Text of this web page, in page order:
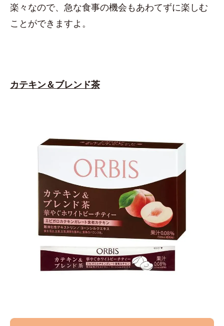
楽々なので、急な食事の機会もあわてずに楽しむ
ことができますよ。
カテキン＆ブレンド茶